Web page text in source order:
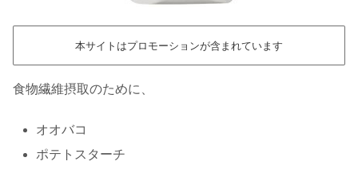
本サイトはプロモーションが含まれています
食物繊維摂取のために、
オオバコ
ポテトスターチ